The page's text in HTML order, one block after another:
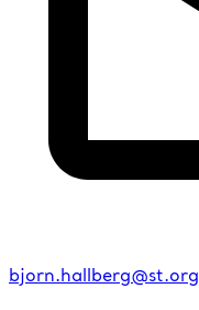
bjorn.hallberg@st.org